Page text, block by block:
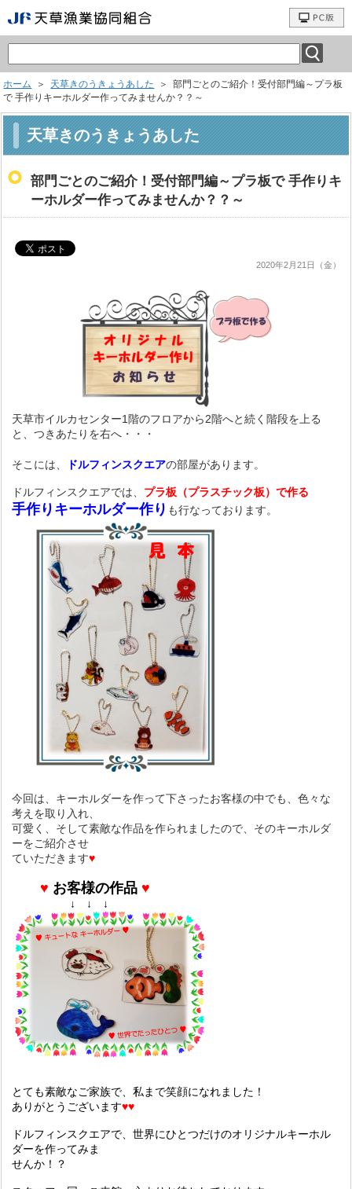
ホーム ＞ 天草きのうきょうあした
＞ 部門ごとのご紹介！受付部門編～プラ板
で 手作りキーホルダー作ってみませんか？？～
天草きのうきょうあした
部門ごとのご紹介！受付部門編～プラ板で 手作りキ
ーホルダー作ってみませんか？？～
2020年2月21日（金）
天草市イルカセンター1階のフロアから2階へと続く階段を上る
と、つきあたりを右へ・・・
そこには、 ドルフィンスクエアの部屋があります。
ドルフィンスクエアでは、 プラ板（プラスチック板）で作る
手作りキーホルダー作り も行なっております。
今回は、キーホルダーを作って下さったお客様の中でも、色々な
考えを取り入れ、
可愛く、そして素敵な作品を作られましたので、そのキーホルダ
ーをご紹介させ
ていただきます♥
♥ お客様の作品 ♥
↓ ↓ ↓
とても素敵なご家族で、私まで笑顔になれました！
ありがとうございます♥♥
ドルフィンスクエアで、世界にひとつだけのオリジナルキーホル
ダーを作ってみま
せんか！？